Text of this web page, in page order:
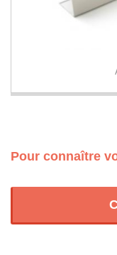
Pour connaître